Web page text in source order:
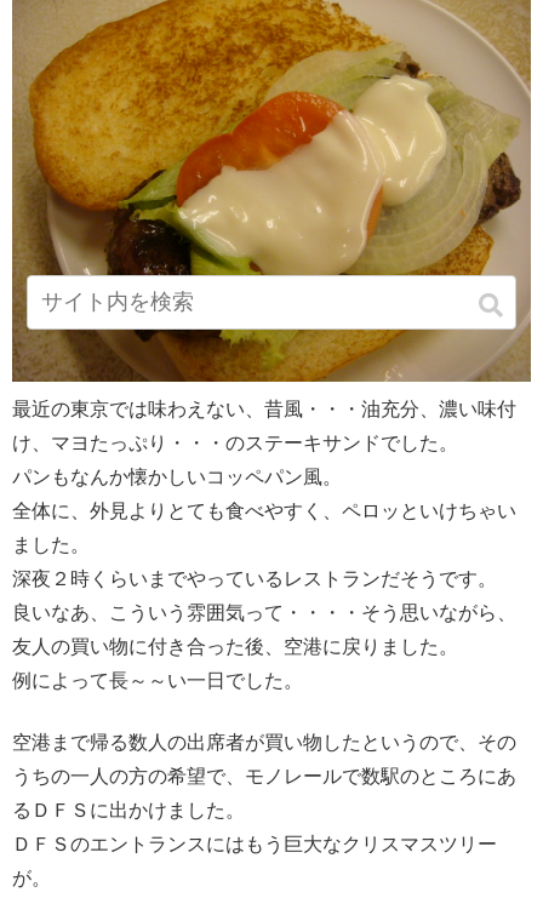
最近の東京では味わえない、昔風・・・油充分、濃い味付
け、マヨたっぷり・・・のステーキサンドでした。
パンもなんか懐かしいコッペパン風。
全体に、外見よりとても食べやすく、ペロッといけちゃい
ました。
深夜２時くらいまでやっているレストランだそうです。
良いなあ、こういう雰囲気って・・・・そう思いながら、
友人の買い物に付き合った後、空港に戻りました。
例によって長～～い一日でした。
空港まで帰る数人の出席者が買い物したというので、その
うちの一人の方の希望で、モノレールで数駅のところにあ
るＤＦＳに出かけました。
ＤＦＳのエントランスにはもう巨大なクリスマスツリー
が。